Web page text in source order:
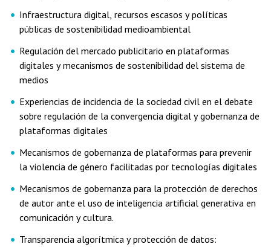
Infraestructura digital, recursos escasos y políticas
públicas de sostenibilidad medioambiental
Regulación del mercado publicitario en plataformas
digitales y mecanismos de sostenibilidad del sistema de
medios
Experiencias de incidencia de la sociedad civil en el debate
sobre regulación de la convergencia digital y gobernanza de
plataformas digitales
Mecanismos de gobernanza de plataformas para prevenir
la violencia de género facilitadas por tecnologías digitales
Mecanismos de gobernanza para la protección de derechos
de autor ante el uso de inteligencia artificial generativa en
comunicación y cultura.
Transparencia algorítmica y protección de datos: